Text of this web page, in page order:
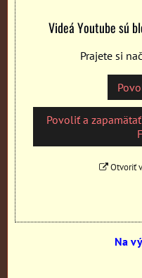
Videá Youtube sú
Prajete si
Povoliť a
Otvoriť
Na